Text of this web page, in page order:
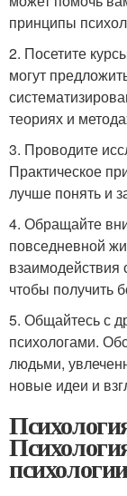
принципы
2. Посетите
могут
теориях и
3. Проводите
Практическое
лучше понять и
4. Обращайте
повседневной
чтобы получить
5. Общайтесь с
психологами.
людьми,
новые идеи и
психологии